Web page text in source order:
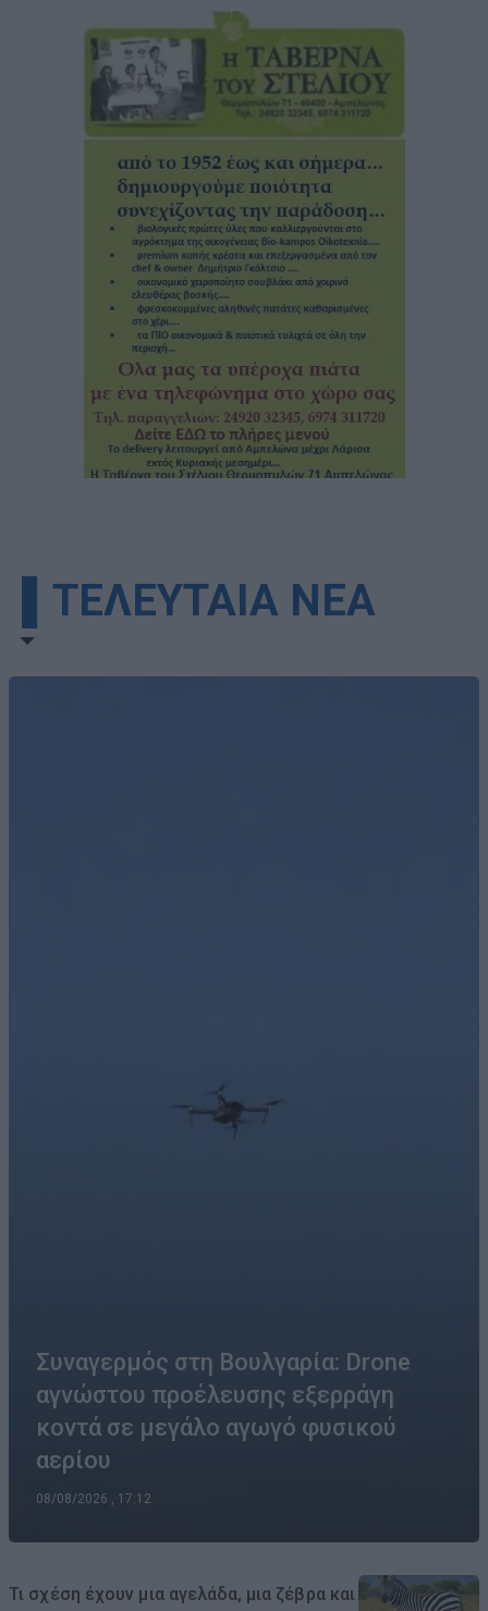
▌ΤΕΛΕΥΤΑΙΑ ΝΕΑ
Συναγερμός στη Βουλγαρία: Drone
αγνώστου προέλευσης εξερράγη
κοντά σε μεγάλο αγωγό φυσικού
αερίου
08/08/2026 , 17:12
Τι σχέση έχουν μια αγελάδα, μια ζέβρα και